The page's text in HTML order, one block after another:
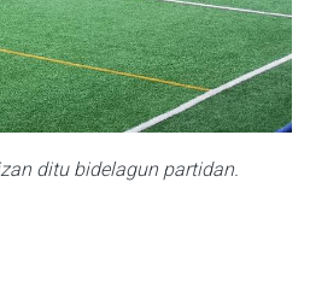
ditu bidelagun partidan.